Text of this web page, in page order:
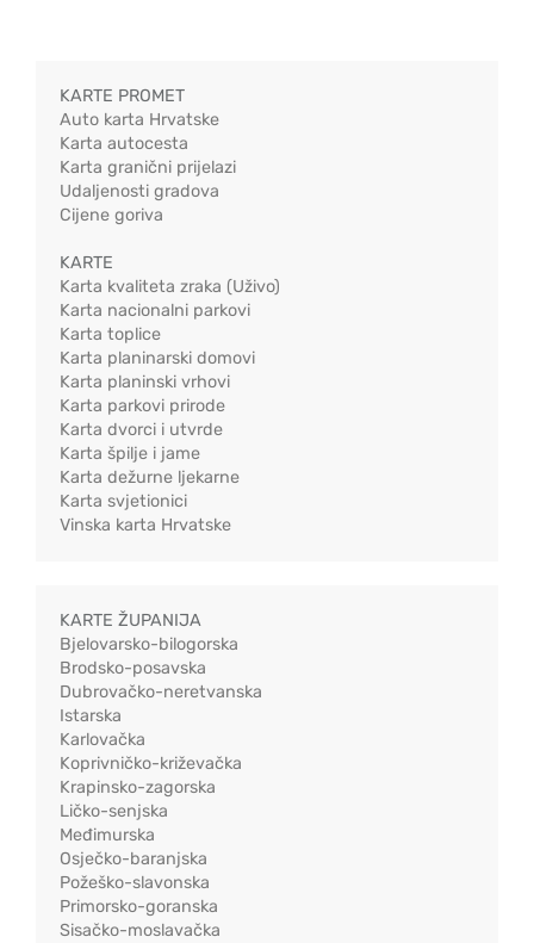
KARTE PROMET
Auto karta Hrvatske
Karta autocesta
Karta granični prijelazi
Udaljenosti gradova
Cijene goriva
KARTE
Karta kvaliteta zraka (Uživo)
Karta nacionalni parkovi
Karta toplice
Karta planinarski domovi
Karta planinski vrhovi
Karta parkovi prirode
Karta dvorci i utvrde
Karta špilje i jame
Karta dežurne ljekarne
Karta svjetionici
Vinska karta Hrvatske
KARTE ŽUPANIJA
Bjelovarsko-bilogorska
Brodsko-posavska
Dubrovačko-neretvanska
Istarska
Karlovačka
Koprivničko-križevačka
Krapinsko-zagorska
Ličko-senjska
Međimurska
Osječko-baranjska
Požeško-slavonska
Primorsko-goranska
Sisačko-moslavačka